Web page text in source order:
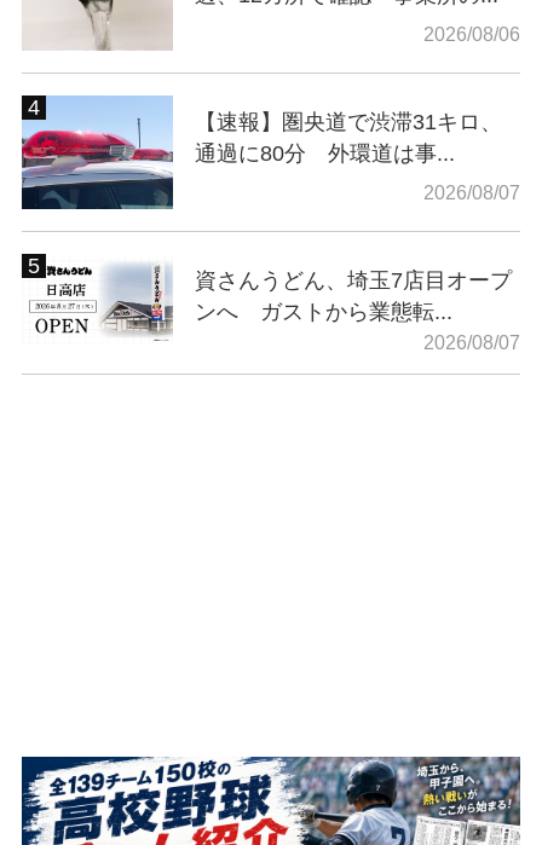
2026/08/06
【速報】圏央道で渋滞31キロ、
通過に80分 外環道は事...
2026/08/07
資さんうどん、埼玉7店目オープ
ンへ ガストから業態転...
2026/08/07